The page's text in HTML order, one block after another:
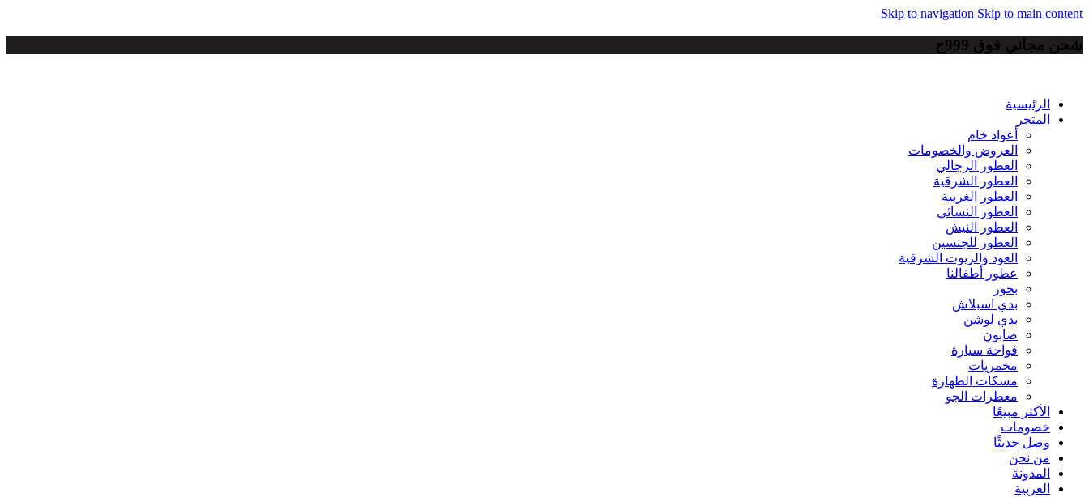
Skip to navigation Skip to main content
شحن مجاني فوق 999ج
الرئيسية
المتجر
أعواد خام
العروض والخصومات
العطور الرجالي
العطور الشرقية
العطور الغربية
العطور النسائي
العطور النيش
العطور للجنسين
العود والزيوت الشرقية
عطور أطفالنا
بخور
بدي اسبلاش
بدي لوشن
صابون
فواحة سيارة
مخمريات
مسكات الطهارة
معطرات الجو
الأكثر مبيعًا
خصومات
وصل حديثًا
من نحن
المدونة
العربية